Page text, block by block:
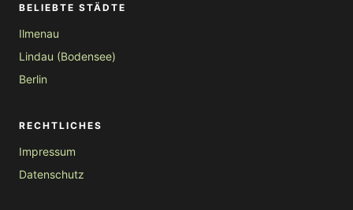
BELIEBTE STÄDTE
Ilmenau
Lindau (Bodensee)
Berlin
RECHTLICHES
Impressum
Datenschutz